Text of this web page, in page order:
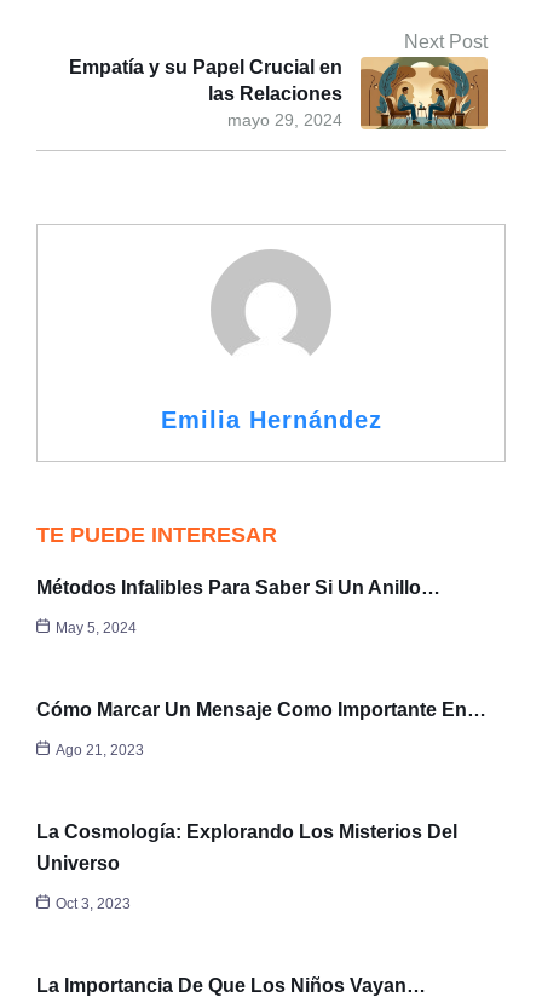
Next Post
mayo 29, 2024
Empatía y su Papel Crucial en
las Relaciones
Emilia Hernández
TE PUEDE INTERESAR
Métodos Infalibles Para Saber Si Un Anillo…
May 5, 2024
Cómo Marcar Un Mensaje Como Importante En…
Ago 21, 2023
La Cosmología: Explorando Los Misterios Del
Universo
Oct 3, 2023
La Importancia De Que Los Niños Vayan…